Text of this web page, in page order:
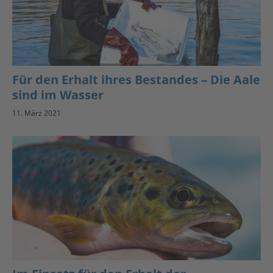
Für den Erhalt ihres Bestandes – Die Aale
sind im Wasser
11. März 2021